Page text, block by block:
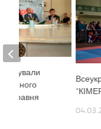
5 травня